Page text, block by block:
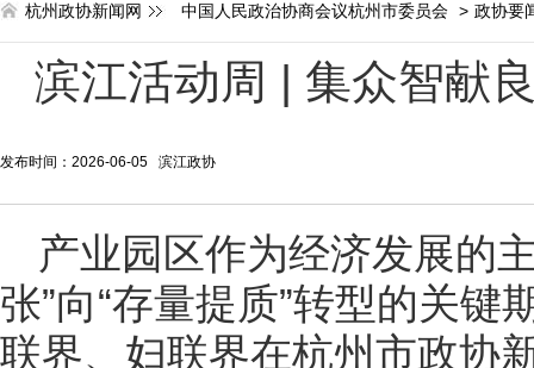
杭州政协新闻网 中国人民政治协商会议杭州市委员会 > 政协要
滨江活动周 | 集众智献
发布时间：2026-06-05 滨江政协
产业园区作为经济发展的
张”向“存量提质”转型的关
联界、妇联界在杭州市政协